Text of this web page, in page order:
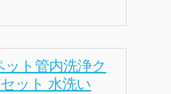
ト管内洗浄ク
ット 水洗い